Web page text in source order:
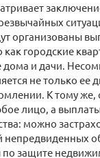
организованы
городские
дома и дачи.
не только ее
К тому же,
лицо, а
можно
непредвиденных
защите